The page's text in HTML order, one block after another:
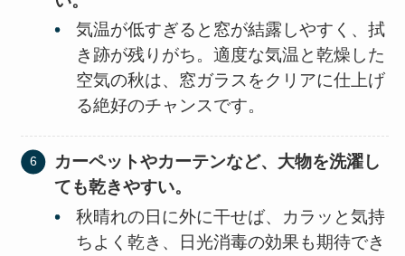
気温が低すぎると窓が結露しやすく、拭
き跡が残りがち。適度な気温と乾燥した
空気の秋は、窓ガラスをクリアに仕上げ
る絶好のチャンスです。
カーペットやカーテンなど、大物を洗濯し
ても乾きやすい。
秋晴れの日に外に干せば、カラッと気持
ちよく乾き、日光消毒の効果も期待でき